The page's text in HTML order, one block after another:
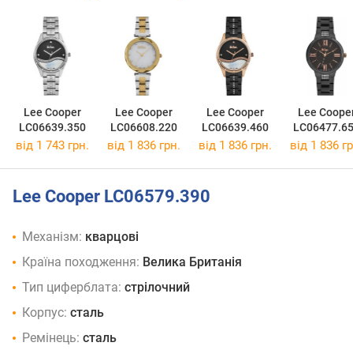
Lee Cooper
LC06639.350
Lee Cooper
LC06608.220
Lee Cooper
LC06639.460
Lee
від 1 743 грн. від 1 836 грн. від 1 836 грн. від 1 836
Lee Cooper LC06579.390
Механізм: кварцові
Країна походження: Велика Британія
Тип циферблата: стрілочний
Корпус: сталь
Ремінець: сталь